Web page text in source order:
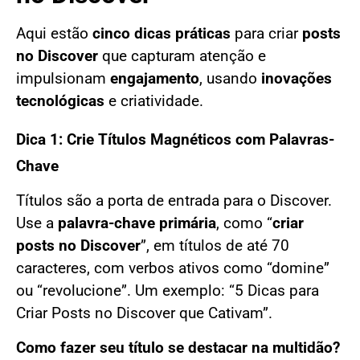
Aqui estão cinco dicas práticas para criar posts
no Discover que capturam atenção e
impulsionam engajamento, usando inovações
tecnológicas e criatividade.
Dica 1: Crie Títulos Magnéticos com Palavras-
Chave
Títulos são a porta de entrada para o Discover.
Use a palavra-chave primária, como “criar
posts no Discover”, em títulos de até 70
caracteres, com verbos ativos como “domine”
ou “revolucione”. Um exemplo: “5 Dicas para
Criar Posts no Discover que Cativam”.
Como fazer seu título se destacar na multidão?